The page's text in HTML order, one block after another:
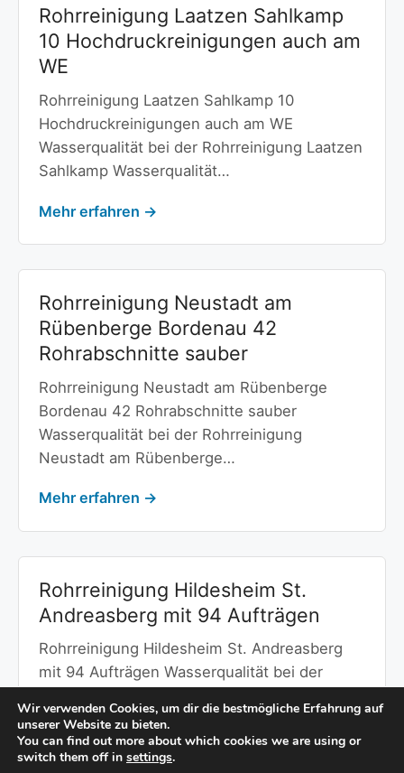
Rohrreinigung Laatzen Sahlkamp
10 Hochdruckreinigungen auch am
WE
Rohrreinigung Laatzen Sahlkamp 10
Hochdruckreinigungen auch am WE
Wasserqualität bei der Rohrreinigung Laatzen
Sahlkamp Wasserqualität…
Mehr erfahren →
Rohrreinigung Neustadt am
Rübenberge Bordenau 42
Rohrabschnitte sauber
Rohrreinigung Neustadt am Rübenberge
Bordenau 42 Rohrabschnitte sauber
Wasserqualität bei der Rohrreinigung
Neustadt am Rübenberge…
Mehr erfahren →
Rohrreinigung Hildesheim St.
Andreasberg mit 94 Aufträgen
Rohrreinigung Hildesheim St. Andreasberg
mit 94 Aufträgen Wasserqualität bei der
Wasserqualität…
Mehr erfahren →
Wir verwenden Cookies, um dir die bestmögliche Erfahrung auf
unserer Website zu bieten.
You can find out more about which cookies we are using or
switch them off in settings.